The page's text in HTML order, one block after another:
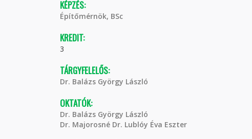
KÉPZÉS:
Építőmérnök, BSc
KREDIT:
3
TÁRGYFELELŐS:
Dr. Balázs György László
OKTATÓK:
Dr. Balázs György László
Dr. Majorosné Dr. Lublóy Éva Eszter